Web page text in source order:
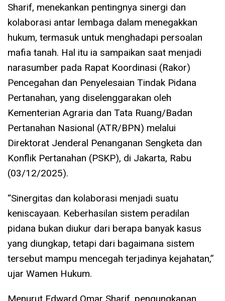
Sharif, menekankan pentingnya sinergi dan
kolaborasi antar lembaga dalam menegakkan
hukum, termasuk untuk menghadapi persoalan
mafia tanah. Hal itu ia sampaikan saat menjadi
narasumber pada Rapat Koordinasi (Rakor)
Pencegahan dan Penyelesaian Tindak Pidana
Pertanahan, yang diselenggarakan oleh
Kementerian Agraria dan Tata Ruang/Badan
Pertanahan Nasional (ATR/BPN) melalui
Direktorat Jenderal Penanganan Sengketa dan
Konflik Pertanahan (PSKP), di Jakarta, Rabu
(03/12/2025).
“Sinergitas dan kolaborasi menjadi suatu
keniscayaan. Keberhasilan sistem peradilan
pidana bukan diukur dari berapa banyak kasus
yang diungkap, tetapi dari bagaimana sistem
tersebut mampu mencegah terjadinya kejahatan,”
ujar Wamen Hukum.